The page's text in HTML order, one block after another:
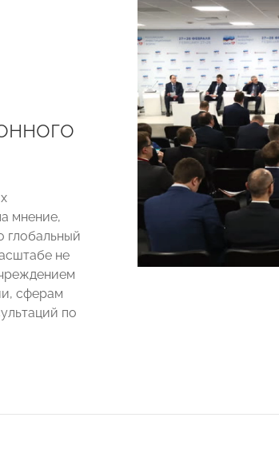
мнение,
глобальный
не
сферам
по